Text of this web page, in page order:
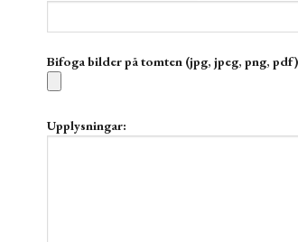
Bifoga bilder på tomten (jpg, jpeg, png,
Upplysningar: